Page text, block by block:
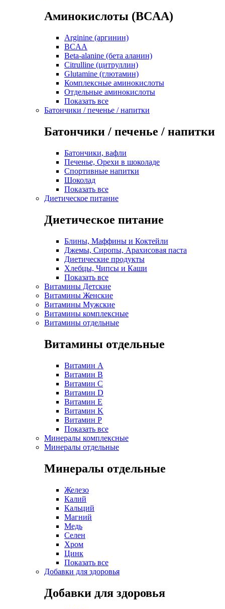
Аминокислоты (BCAA)
Arginine (аргинин)
BCAA
Beta-alanine (бета аланин)
Citrulline (цитруллин)
Glutamine (глютамин)
Комплексные аминокислоты
Отдельные аминокислоты
Показать все
Батончики / печенье / напитки
Батончики / печенье / напитки
Батончики, вафли
Печенье, Орехи в шоколаде
Спортивные напитки
Шоколад
Показать все
Диетическое питание
Диетическое питание
Блины, Маффины и Коктейли
Джемы, Сиропы, Арахисовая паста
Диетические продукты
Хлебцы, Чипсы и Каши
Показать все
Витамины Детские
Витамины Женские
Витамины Мужские
Витамины комплексные
Витамины отдельные
Витамины отдельные
Витамин A
Витамин B
Витамин C
Витамин D
Витамин E
Витамин K
Витамин P
Показать все
Минералы комплексные
Минералы отдельные
Минералы отдельные
Железо
Калий
Кальций
Магний
Медь
Селен
Хром
Цинк
Показать все
Добавки для здоровья
Добавки для здоровья